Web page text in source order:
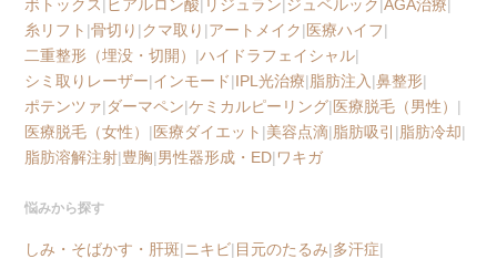
ボトックス|ヒアルロン酸| リジュラン|ジュベルック|AGA治療|
糸リフト |骨切り |クマ取り |アートメイク|医療ハイフ|
二重整形（埋没・切開） |ハイドラフェイシャル|
シミ取りレーザー|インモード|IPL光治療|脂肪注入 |鼻整形|
ポテンツァ|ダーマペン|ケミカルピーリング|医療脱毛（男性） |
医療脱毛（女性） |医療ダイエット |美容点滴|脂肪吸引 |脂肪冷却|
脂肪溶解注射|豊胸|男性器形成・ED|ワキガ
悩みから探す
しみ・そばかす・肝斑| ニキビ|目元のたるみ|多汗症|